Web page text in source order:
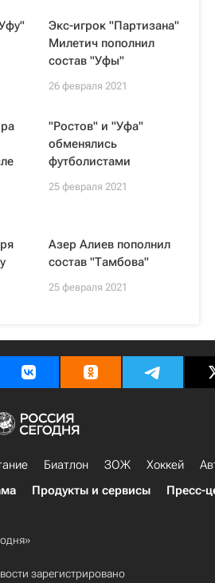
Экс-игрок "Партизана"
Милетич пополнил
состав "Уфы"
26 февраля 2021
"Ростов" и "Уфа"
обменялись
футболистами
25 февраля 2021
Азер Алиев пополнил
состав "Тамбова"
25 февраля 2021
Биатлон ЗОЖ Хоккей
Продукты и сервисы Пресс-
зарегистрировано